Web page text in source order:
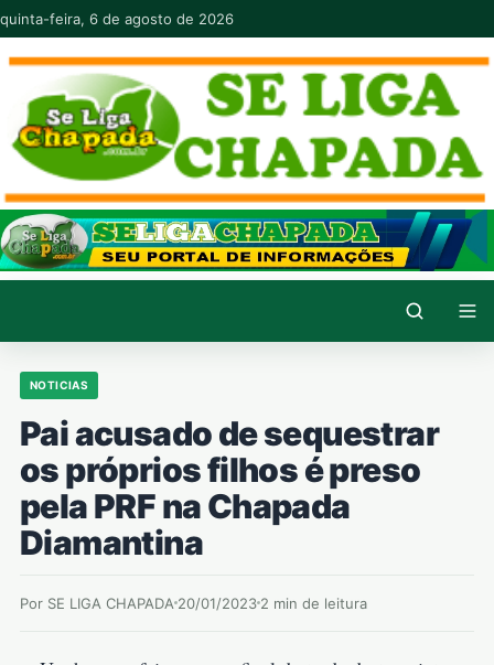
Pular para o conteúdo
quinta-feira, 6 de agosto de 2026
NOTICIAS
Pai acusado de sequestrar
os próprios filhos é preso
pela PRF na Chapada
Diamantina
Por SE LIGA CHAPADA 20/01/2023 2 min de leitura